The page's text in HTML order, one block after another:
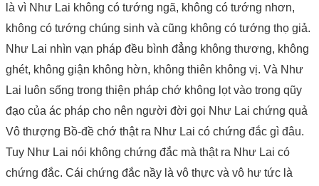
là vì Như Lai không có tướng ngã, không có tướng nhơn,
không có tướng chúng sinh và cũng không có tướng thọ giả.
Như Lai nhìn vạn pháp đều bình đẳng không thương, không
ghét, không giận không hờn, không thiên không vị. Và Như
Lai luôn sống trong thiện pháp chớ không lọt vào trong qũy
đạo của ác pháp cho nên người đời gọi Như Lai chứng quả
Vô thượng Bồ-đề chớ thật ra Như Lai có chứng đắc gì đâu.
Tuy Như Lai nói không chứng đắc mà thật ra Như Lai có
chứng đắc. Cái chứng đắc nầy là vô thực và vô hư tức là